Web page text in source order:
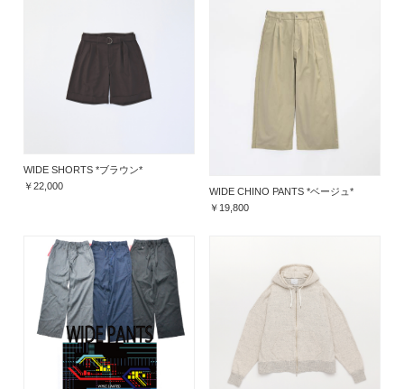
WIDE SHORTS *ブラウン*
￥22,000
WIDE CHINO PANTS *ベージュ*
￥19,800